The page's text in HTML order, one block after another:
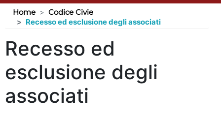
Home
Codice Civie
Recesso ed esclusione degli associati
Recesso ed
esclusione degli
associati